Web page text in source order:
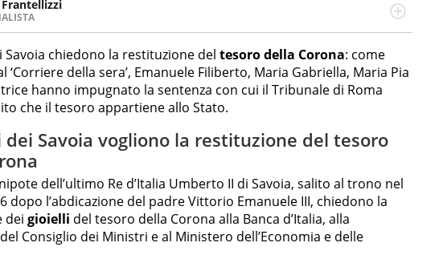
pubblicista. Da oltre dieci anni si occupa di informazione sul web,
di sport, attualità, cronaca, motori, spettacolo e videogame.
Savoia chiedono la restituzione del tesoro della Corona: come
‘Corriere della sera’, Emanuele Filiberto, Maria Gabriella, Maria Pia
hanno impugnato la sentenza con cui il Tribunale di Roma
che il tesoro appartiene allo Stato.
dei Savoia vogliono la restituzione del tesoro
dell’ultimo Re d’Italia Umberto II di Savoia, salito al trono nel
dopo l’abdicazione del padre Vittorio Emanuele III, chiedono la
dei gioielli del tesoro della Corona alla Banca d’Italia, alla
Consiglio dei Ministri e al Ministero dell’Economia e delle